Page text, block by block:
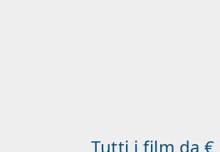
Tutti i film da €